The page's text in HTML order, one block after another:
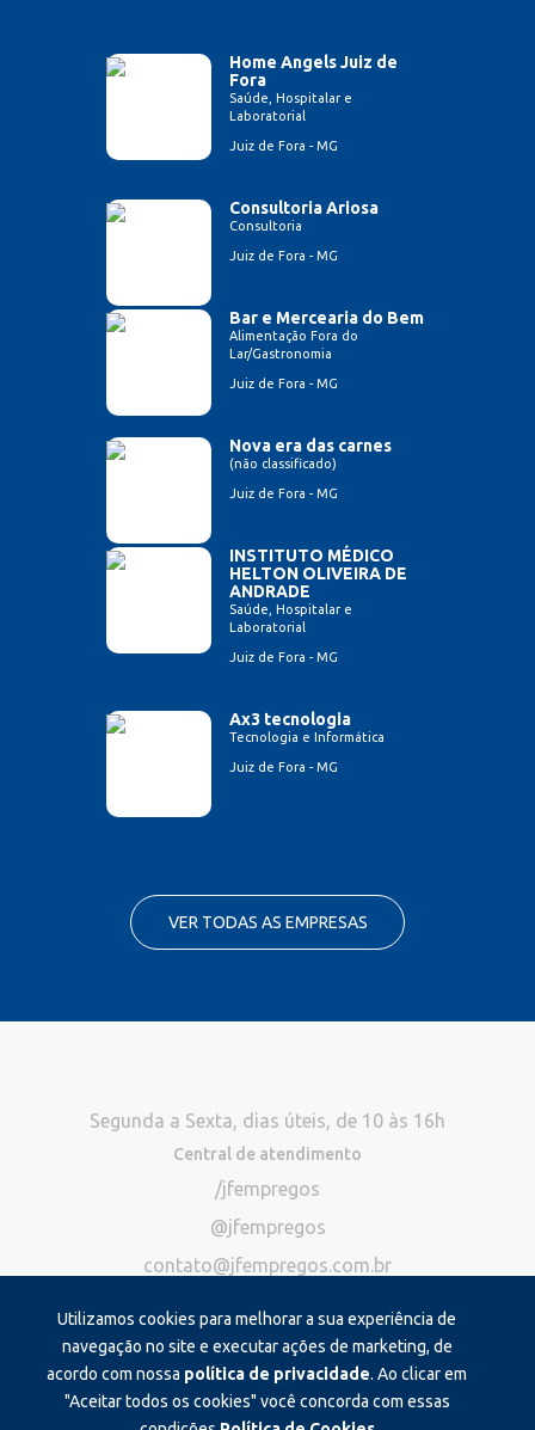
Home Angels Juiz de
Fora
Saúde, Hospitalar e
Laboratorial
Juiz de Fora - MG
Consultoria Ariosa
Consultoria
Juiz de Fora - MG
Bar e Mercearia do Bem
Alimentação Fora do
Lar/Gastronomia
Juiz de Fora - MG
Nova era das carnes
(não classificado)
Juiz de Fora - MG
INSTITUTO MÉDICO
HELTON OLIVEIRA DE
ANDRADE
Saúde, Hospitalar e
Laboratorial
Juiz de Fora - MG
Ax3 tecnologia
Tecnologia e Informática
Juiz de Fora - MG
VER TODAS AS EMPRESAS
Utilizamos cookies para melhorar a sua experiência de
navegação no site e executar ações de marketing, de
acordo com nossa política de privacidade. Ao clicar em
"Aceitar todos os cookies" você concorda com essas
Segunda a Sexta, dias úteis, de 10 às 16h
Central de atendimento
/jfempregos
@jfempregos
contato@jfempregos.com.br
Publicidade
*Exclusivo para atendimento via chat. Não atendemos ligações neste
canal